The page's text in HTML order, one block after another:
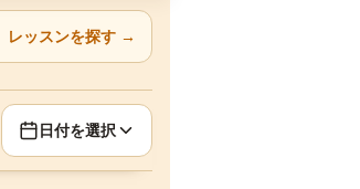
レッスンを探す →
日付を選択